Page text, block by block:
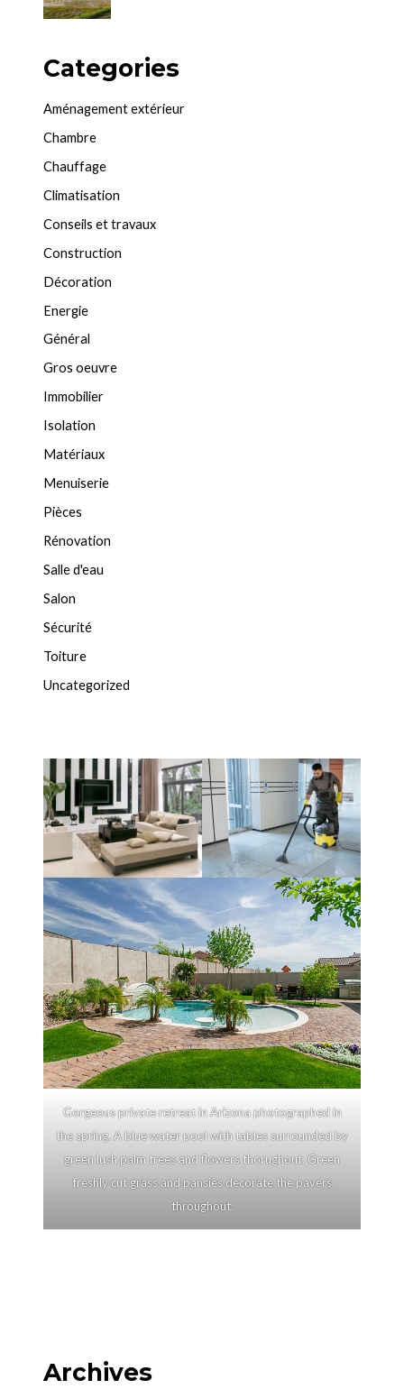
Categories
Aménagement extérieur
Chambre
Chauffage
Climatisation
Conseils et travaux
Construction
Décoration
Energie
Général
Gros oeuvre
Immobilier
Isolation
Matériaux
Menuiserie
Pièces
Rénovation
Salle d'eau
Salon
Sécurité
Toiture
Uncategorized
Gorgeous private retreat in Arizona photographed in
the spring. A blue water pool with tables surrounded by
green lush palm trees and flowers thorughout. Green
freshly cut grass and pansies decorate the pavers
throughout.
Archives